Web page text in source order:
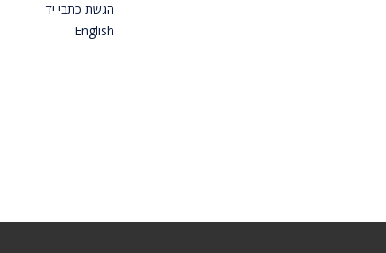
הגשת כתבי יד
English